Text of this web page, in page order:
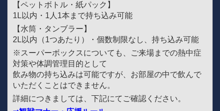
【ペットボトル・紙パック】
1L以内・1人1本まで持ち込み可能
【水筒・タンブラー】
2L以内（1つあたり）・個数制限なし、持ち込み可能
※スーパーボックスについても、ご来場までの熱中症
対策や体調管理目的として
飲み物の持ち込みは可能ですが、お部屋の中で飲んで
いただくことはできません。
詳細につきましては、下記にてご確認ください。